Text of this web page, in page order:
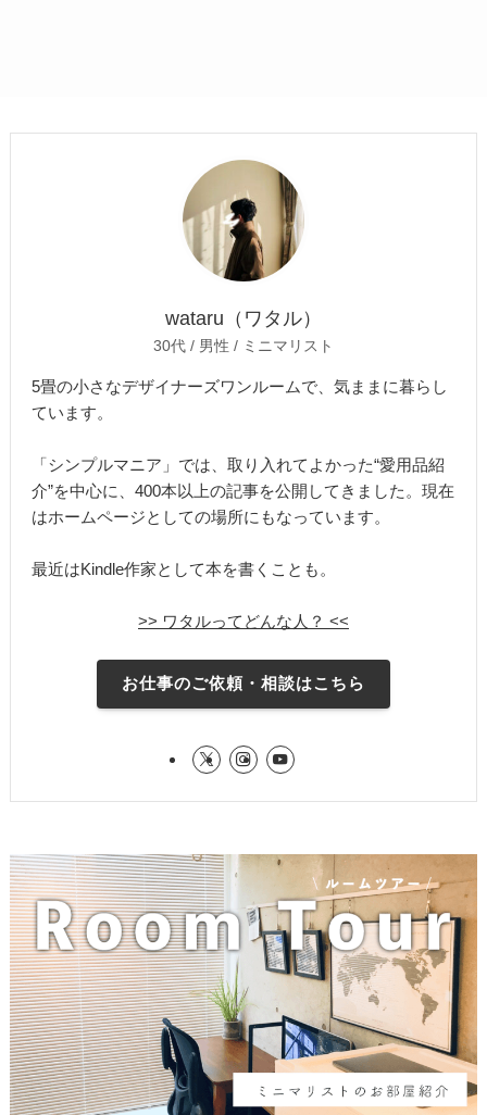
wataru（ワタル）
30代 / 男性 / ミニマリスト
5畳の小さなデザイナーズワンルームで、気ままに暮らし
ています。
「シンプルマニア」では、取り入れてよかった“愛用品紹
介”を中心に、400本以上の記事を公開してきました。現在
はホームページとしての場所にもなっています。
最近はKindle作家として本を書くことも。
>> ワタルってどんな人？ <<
お仕事のご依頼・相談はこちら